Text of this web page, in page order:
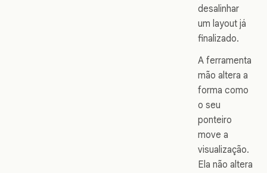
desalinhar
um layout já
finalizado.
A ferramenta
mão altera a
forma como
o seu
ponteiro
move a
visualização.
Ela não altera